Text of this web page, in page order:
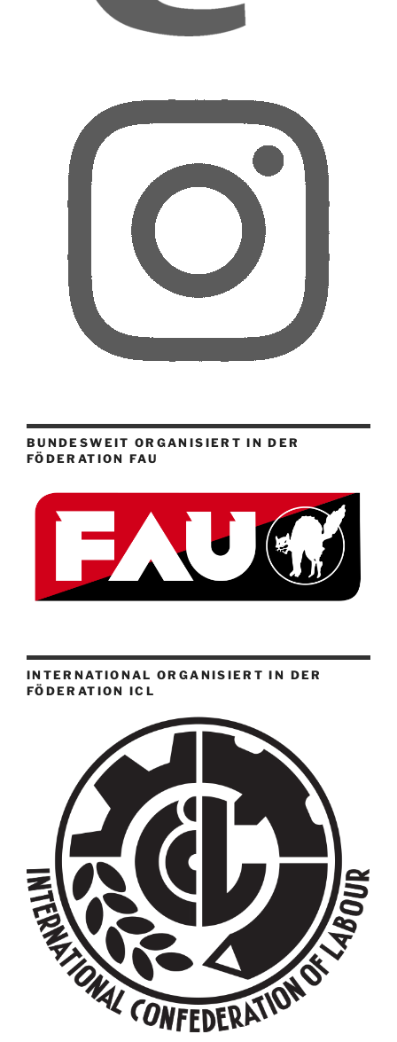
BUNDESWEIT ORGANISIERT IN DER
FÖDERATION FAU
INTERNATIONAL ORGANISIERT IN DER
FÖDERATION ICL